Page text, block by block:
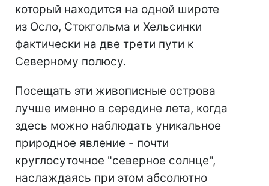
который находится на одной широте
из Осло, Стокгольма и Хельсинки
фактически на две трети пути к
Северному полюсу.
Посещать эти живописные острова
лучше именно в середине лета, когда
здесь можно наблюдать уникальное
природное явление - почти
круглосуточное "северное солнце",
наслаждаясь при этом абсолютно